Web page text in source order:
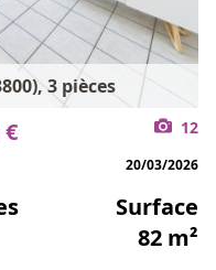
3 pièces
€ 12
20/03/2026
Surface
82 m²